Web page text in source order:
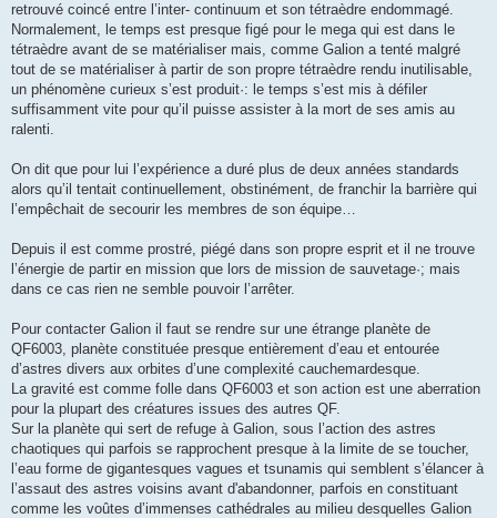
retrouvé coincé entre l’inter- continuum et son tétraèdre endommagé.
Normalement, le temps est presque figé pour le mega qui est dans le
tétraèdre avant de se matérialiser mais, comme Galion a tenté malgré
tout de se matérialiser à partir de son propre tétraèdre rendu inutilisable,
un phénomène curieux s’est produit·: le temps s’est mis à défiler
suffisamment vite pour qu’il puisse assister à la mort de ses amis au
ralenti.
On dit que pour lui l’expérience a duré plus de deux années standards
alors qu’il tentait continuellement, obstinément, de franchir la barrière qui
l’empêchait de secourir les membres de son équipe…
Depuis il est comme prostré, piégé dans son propre esprit et il ne trouve
l’énergie de partir en mission que lors de mission de sauvetage·; mais
dans ce cas rien ne semble pouvoir l’arrêter.
Pour contacter Galion il faut se rendre sur une étrange planète de
QF6003, planète constituée presque entièrement d’eau et entourée
d’astres divers aux orbites d’une complexité cauchemardesque.
La gravité est comme folle dans QF6003 et son action est une aberration
pour la plupart des créatures issues des autres QF.
Sur la planète qui sert de refuge à Galion, sous l’action des astres
chaotiques qui parfois se rapprochent presque à la limite de se toucher,
l’eau forme de gigantesques vagues et tsunamis qui semblent s’élancer à
l’assaut des astres voisins avant d'abandonner, parfois en constituant
comme les voûtes d’immenses cathédrales au milieu desquelles Galion